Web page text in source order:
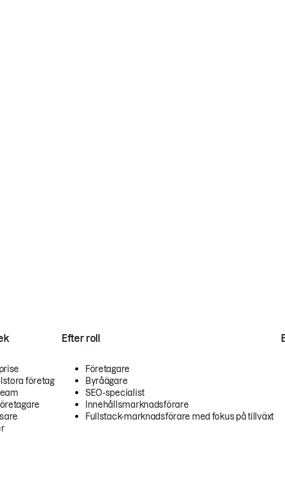
företag
Efter roll
Företagare
Byråägare
SEO-specialist
Innehållsmarknadsförare
Fullstack-marknadsförare med fokus på tillväxt